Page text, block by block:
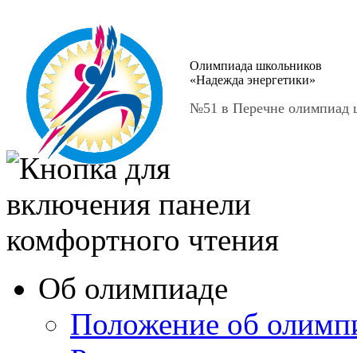
Олимпиада школьников
«Надежда энергетики»
№51 в Перечне олимпиад
Об олимпиаде
Положение об